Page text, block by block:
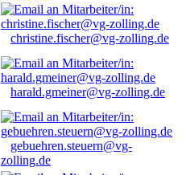
christine.fischer@vg-zolling.de
harald.gmeiner@vg-zolling.de
gebuehren.steuern@vg-
zolling.de